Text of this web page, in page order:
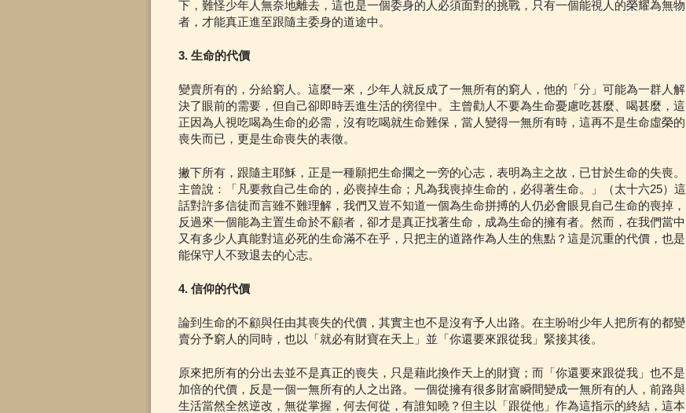
下，難怪少年人無奈地離去，這也是一個委身的人必須面對的挑戰，只有一個能視人的榮耀為無物
者，才能真正進至跟隨主委身的道途中。
3. 生命的代價
變賣所有的，分給窮人。這麼一來，少年人就反成了一無所有的窮人，他的「分」可能為一群人解
決了眼前的需要，但自己卻即時丟進生活的徬徨中。主曾勸人不要為生命憂慮吃甚麼、喝甚麼，這
正因為人視吃喝為生命的必需，沒有吃喝就生命難保，當人變得一無所有時，這再不是生命虛榮的
喪失而已，更是生命喪失的表徵。
撇下所有，跟隨主耶穌，正是一種願把生命擱之一旁的心志，表明為主之故，已甘於生命的失喪。
主曾說：「凡要救自己生命的，必喪掉生命；凡為我喪掉生命的，必得著生命。」（太十六25）這
話對許多信徒而言雖不難理解，我們又豈不知道一個為生命拼搏的人仍必會眼見自己生命的喪掉，
反過來一個能為主置生命於不顧者，卻才是真正找著生命，成為生命的擁有者。然而，在我們當中
又有多少人真能對這必死的生命滿不在乎，只把主的道路作為人生的焦點？這是沉重的代價，也是
能保守人不致退去的心志。
4. 信仰的代價
論到生命的不顧與任由其喪失的代價，其實主也不是沒有予人出路。在主吩咐少年人把所有的都變
賣分予窮人的同時，也以「就必有財寶在天上」並「你還要來跟從我」緊接其後。
原來把所有的分出去並不是真正的喪失，只是藉此換作天上的財寶；而「你還要來跟從我」也不是
加倍的代價，反是一個一無所有的人之出路。一個從擁有很多財富瞬間變成一無所有的人，前路與
生活當然全然逆改，無從掌握，何去何從，有誰知曉？但主以「跟從他」作為這指示的終結，這本